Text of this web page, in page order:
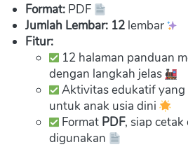
Format: PDF
Jumlah Lembar: 12 lembar
Fitur:
12 halaman panduan
dengan langkah jelas
Aktivitas edukatif yang
untuk anak usia dini
Format PDF, siap
digunakan